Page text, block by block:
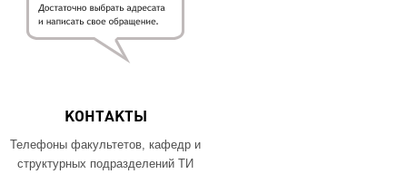
КОНТАКТЫ
Телефоны факультетов, кафедр и
структурных подразделений ТИ